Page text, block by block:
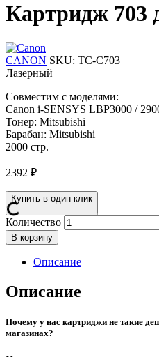
Картридж 703
CANON SKU: TC-C703
Лазерный
Совместим с моделями:
Canon i-SENSYS LBP3000 /
Тонер: Mitsubishi
Барабан: Mitsubishi
2000 стр.
2392 ₽
Купить в один клик
Количество
В корзину
Описание
Описание
Почему у нас картриджи не такие
магазинах?